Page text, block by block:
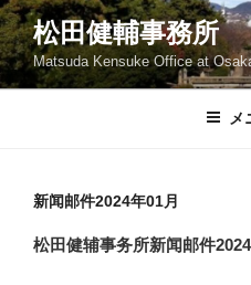
コ
ン
テ
ン
松田健輔事務所
Matsuda Kensuke Office at
メ
新闻邮件2024年01月
松田健辅事务所新闻邮件